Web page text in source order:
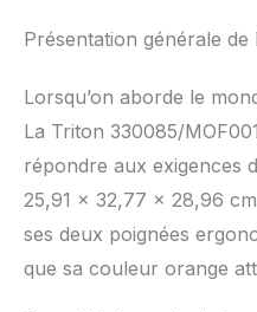
Présentation générale
Lorsqu’on aborde le
La Triton 330085/
répondre aux exigences
25,91 x 32,77 x 28,96
ses deux poignées
que sa couleur orange